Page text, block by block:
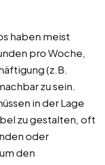
haben meist
pro Woche,
(z.B.
zu sein.
in der Lage
zu gestalten, oft
oder
den